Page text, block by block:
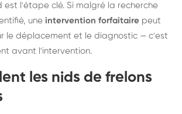
est l'étape clé. Si malgré la recherche
une intervention forfaitaire peut
le déplacement et le diagnostic — c'est
avant l'intervention.
les nids de frelons